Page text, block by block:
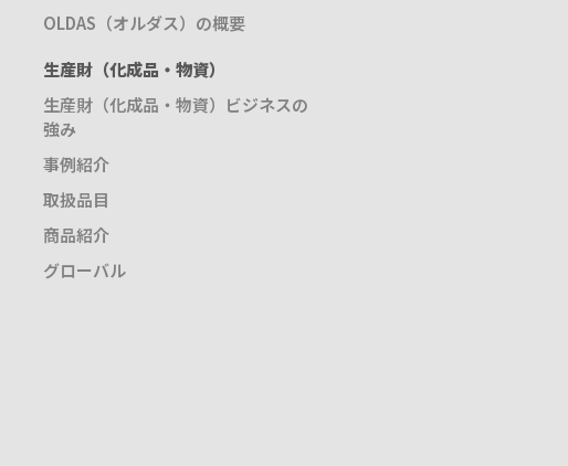
OLDAS（オルダス）の概要
生産財（化成品・物資）
生産財（化成品・物資）ビジネスの
強み
事例紹介
取扱品目
商品紹介
グローバル